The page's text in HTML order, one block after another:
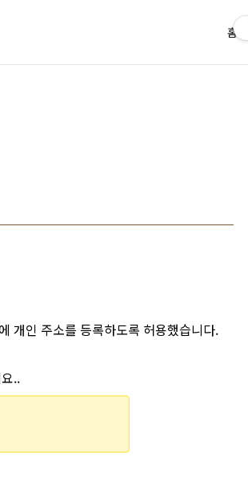
홈
개인 주소를 등록하도록 허용했습니다.
..